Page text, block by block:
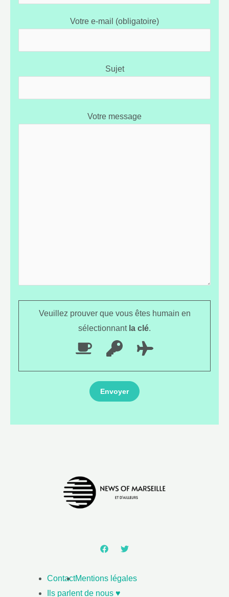
Votre e-mail (obligatoire)
Sujet
Votre message
Veuillez prouver que vous êtes humain en
sélectionnantla clé.
ContactMentions légales
Ils parlent de nous ♥️